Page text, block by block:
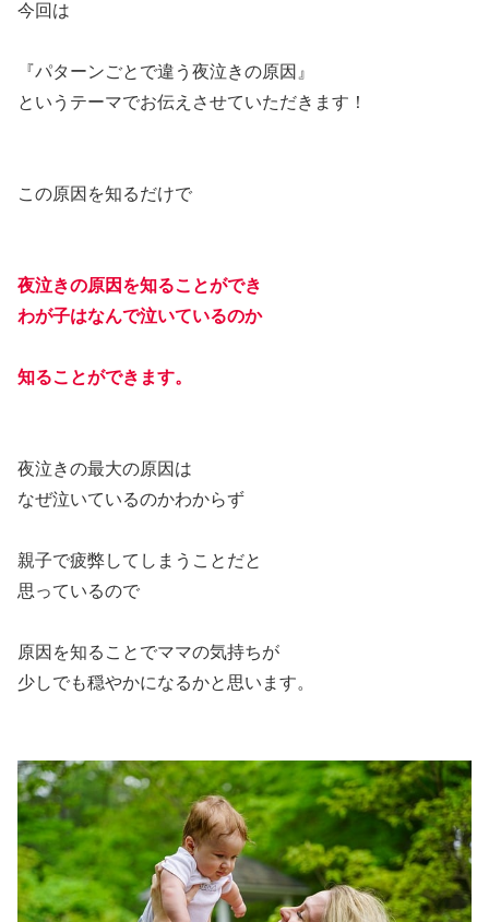
今回は
『パターンごとで違う夜泣きの原因』
というテーマでお伝えさせていただきます！
この原因を知るだけで
夜泣きの原因を知ることができ
わが子はなんで泣いているのか
知ることができます。
夜泣きの最大の原因は
なぜ泣いているのかわからず
親子で疲弊してしまうことだと
思っているので
原因を知ることでママの気持ちが
少しでも穏やかになるかと思います。